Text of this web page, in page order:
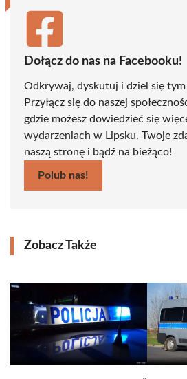
Dołącz do nas na Facebooku!
Odkrywaj, dyskutuj i dziel się tym
Przyłącz się do naszej
gdzie możesz dowiedzieć się
wydarzeniach w Lipsku. Twoje
naszą stronę i bądź na bieżąco!
Polub nas!
Zobacz Także